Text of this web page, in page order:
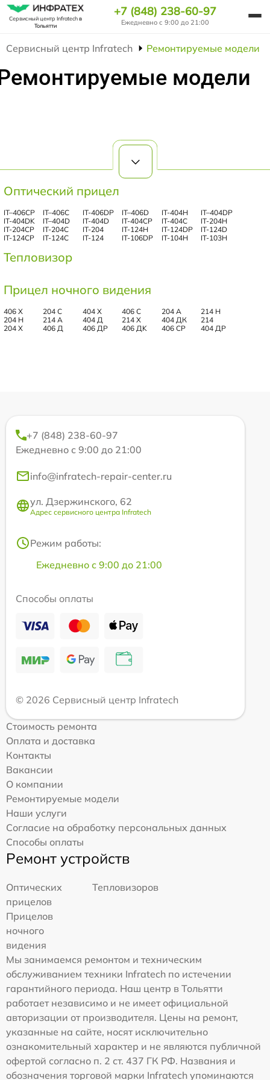
Сервисный центр Infratechв
Тольятти
+7 (848) 238-60-97
Ежедневно с 9:00 до 21:00
Сервисный центр Infratech Ремонтируемые модели
модели
Оптический прицел
IT–406СP IT–406С IT-406DP IT–406D IT-404H
IT–404DP
IT-404DK
IT–404D IT-404D IT-404CP IT-404C
IT-204H
IT-204CP
IT-204C IT-204 IT-124Н IT-124DP
IT-124D
IT-124CP
IT-124C IT-124 IT-106DP IT-104H IT-103Н
Тепловизор
Прицел ночного видения
406 Х 204 С 404 Х 406 С 204 А
214 Н
204 Н
214 А 404 Д 214 Х 404 ДК
214
204 Х
406 Д 406 ДР 406 ДK 406 СР 404 ДР
+7 (848) 238-60-97
Ежедневно с 9:00 до 21:00
info@infratech-repair-center.ru
ул. Дзержинского, 62
Адрес сервисного центра Infratech
Режим работы:
Ежедневно с 9:00 до 21:00
Способы оплаты
© 2026 Сервисный центр Infratech
Стоимость ремонта
Оплата и доставка
Контакты
Вакансии
О компании
Ремонтируемые модели
Наши услуги
Согласие на обработку персональных данных
Способы оплаты
Ремонт устройств
Оптических
прицелов
Тепловизоров
Прицелов
ночного
видения
Мы занимаемся ремонтом и техническим
обслуживанием техники Infratech по истечении
гарантийного периода. Наш центр в Тольятти
работает независимо и не имеет официальной
авторизации от производителя. Цены на ремонт,
указанные на сайте, носят исключительно
ознакомительный характер и не являются публичной
офертой согласно п. 2 ст. 437 ГК РФ. Названия и
обозначения торговой марки Infratech упоминаются